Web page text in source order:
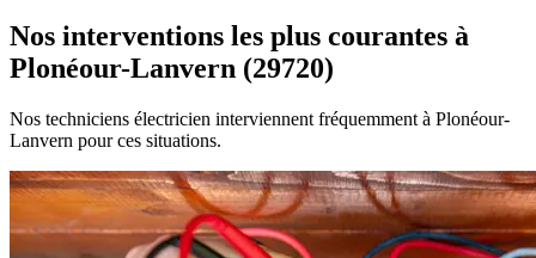
Nos interventions les plus courantes à
Plonéour-Lanvern (29720)
Nos techniciens électricien interviennent fréquemment à Plonéour-
Lanvern pour ces situations.